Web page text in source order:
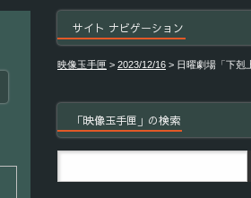
サイト ナビゲーション
映像玉手匣 > 2023/12/16 > 日曜劇場「下
「映像玉手匣」の検索